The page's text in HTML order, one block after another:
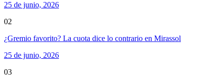
25 de junio, 2026
02
¿Gremio favorito? La cuota dice lo contrario en Mirassol
25 de junio, 2026
03